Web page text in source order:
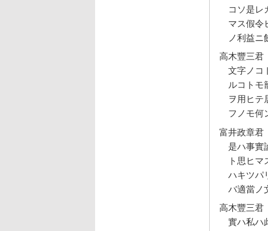
コソ是レ
マス假令
ノ利益ニ
高木豐三君
文字ノコ
ルコトモ
ヲ用ヒテ
フノモ何
富井政章君
是ハ事實
ト思ヒ
ハキツパ
バ適當ノ
高木豐三君
實ハ私ハ